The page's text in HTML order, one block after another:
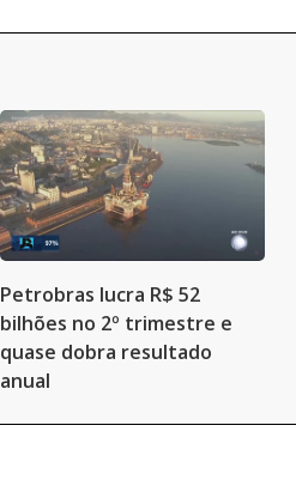
Petrobras lucra R$ 52
bilhões no 2º trimestre e
quase dobra resultado
anual